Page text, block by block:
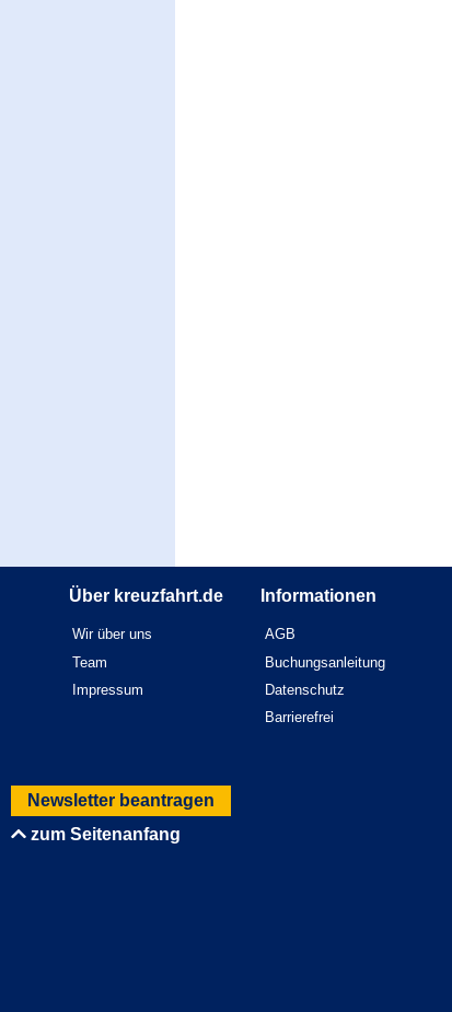
Newsletter beantragen
zum Seitenanfang
Über kreuzfahrt.de
Wir über uns
Team
Impressum
Informationen
AGB
Buchungsanleitung
Datenschutz
Barrierefrei